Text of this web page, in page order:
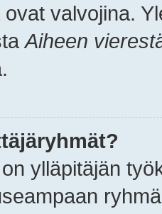
valvojina.
Aiheen
ylläpitäjän